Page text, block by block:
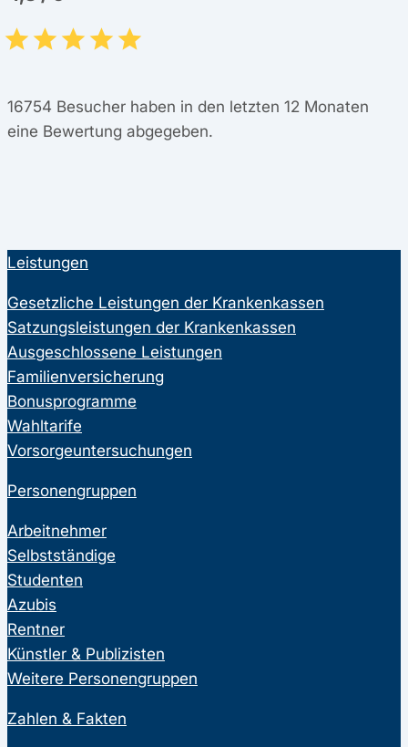
16754 Besucher haben in den letzten 12 Monaten
eine Bewertung abgegeben.
Leistungen
Gesetzliche Leistungen der Krankenkassen
Satzungsleistungen der Krankenkassen
Ausgeschlossene Leistungen
Familienversicherung
Bonusprogramme
Wahltarife
Vorsorgeuntersuchungen
Personengruppen
Arbeitnehmer
Selbstständige
Studenten
Azubis
Rentner
Künstler & Publizisten
Weitere Personengruppen
Zahlen & Fakten